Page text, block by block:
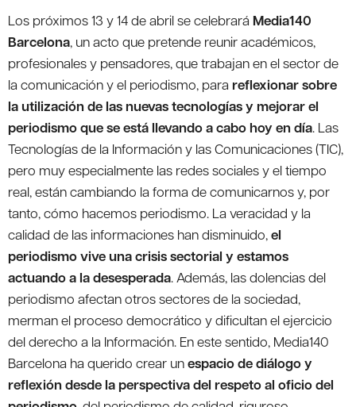
Los próximos 13 y 14 de abril se celebrará Media140
Barcelona, un acto que pretende reunir académicos,
profesionales y pensadores, que trabajan en el sector de
la comunicación y el periodismo, para reflexionar sobre
la utilización de las nuevas tecnologías y mejorar el
periodismo que se está llevando a cabo hoy en día. Las
Tecnologías de la Información y las Comunicaciones (TIC),
pero muy especialmente las redes sociales y el tiempo
real, están cambiando la forma de comunicarnos y, por
tanto, cómo hacemos periodismo. La veracidad y la
calidad de las informaciones han disminuido,el
periodismo vive una crisis sectorial y estamos
actuando a la desesperada. Además, las dolencias del
periodismo afectan otros sectores de la sociedad,
merman el proceso democrático y dificultan el ejercicio
del derecho a la Información. En este sentido, Media140
Barcelona ha querido crear unespacio de diálogo y
reflexión desde la perspectiva del respeto al oficio del